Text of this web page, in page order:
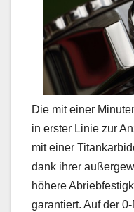
Die mit einer
in erster Linie zur
mit einer
dank ihrer
höhere
garantiert. Auf der